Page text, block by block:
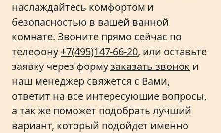
наслаждайтесь комфортом и
безопасностью в вашей ванной
комнате. Звоните прямо сейчас по
телефону +7(495)147-66-20, или оставьте
заявку через формузаказать звонок и
наш менеджер свяжется с Вами,
ответит на все интересующие вопросы,
а так же поможет подобрать лучший
вариант, который подойдет именно